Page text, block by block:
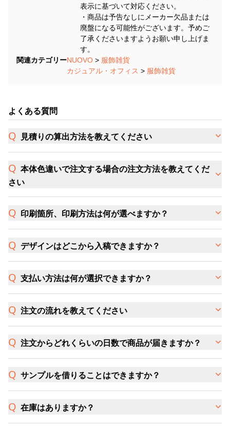
表示に基づいて対応ください。
・商品は予告なしにメーカー欠品または
廃盤になる可能性がございます。予めご
了承くださいますようお願い申し上げま
す。
関連カテゴリーNUOVO > 服飾雑貨
カジュアル・オフィス > 服飾雑貨
よくある質問
見積りの算出方法を教えてください
本体色違いで注文する場合の注文方法を教えてくだ
さい
印刷箇所、印刷方法は何が選べますか？
デザインはどこから入稿できますか？
支払い方法は何が選択できますか？
注文の流れを教えてください
注文からどれくらいの日数で商品が届きますか？
サンプルを借りることはできますか？
在庫はありますか？